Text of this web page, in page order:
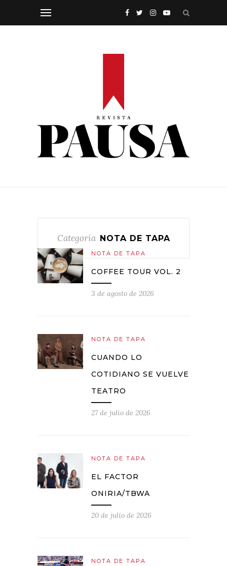
Categoría NOTA DE TAPA
NOTA DE TAPA
COFFEE TOUR VOL. 2
3 de agosto de 2026
NOTA DE TAPA
CUANDO LO
COTIDIANO SE VUELVE
TEATRO
27 de julio de 2026
NOTA DE TAPA
EL FACTOR
ONIRIA/TBWA
20 de julio de 2026
NOTA DE TAPA